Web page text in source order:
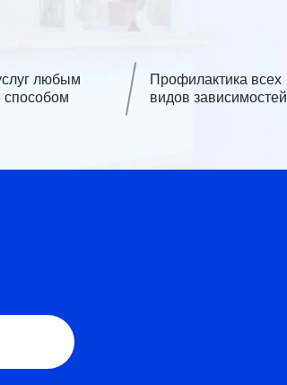
любым
Профилактика всех
видов зависимостей